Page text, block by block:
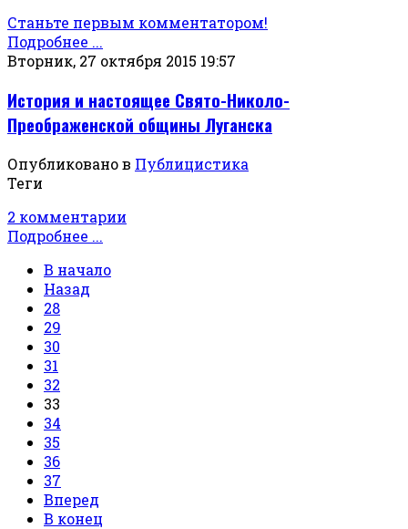
Станьте первым комментатором!
Подробнее ...
Вторник, 27 октября 2015 19:57
История и настоящее Свято-Николо-
Преображенской общины Луганска
Опубликовано в Публицистика
Теги
2 комментарии
Подробнее ...
В начало
Назад
28
29
30
31
32
33
34
35
36
37
Вперед
В конец